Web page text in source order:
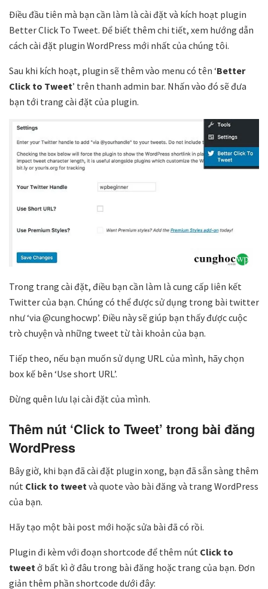
Điều đầu tiên mà bạn cần làm là cài đặt và kích hoạt plugin
Better Click To Tweet. Để biết thêm chi tiết, xem hướng dẫn
cách cài đặt plugin WordPress mới nhất của chúng tôi.
Sau khi kích hoạt, plugin sẽ thêm vào menu có tên ‘Better
Click to Tweet’ trên thanh admin bar. Nhấn vào đó sẽ đưa
bạn tới trang cài đặt của plugin.
Trong trang cài đặt, điều bạn cần làm là cung cấp liên kết
Twitter của bạn. Chúng có thể được sử dụng trong bài twitter
như ‘via @cunghocwp’. Điều này sẽ giúp bạn thấy được cuộc
trò chuyện và những tweet từ tài khoản của bạn.
Tiếp theo, nếu bạn muốn sử dụng URL của mình, hãy chọn
box kế bên ‘Use short URL’.
Đừng quên lưu lại cài đặt của mình.
Thêm nút ‘Click to Tweet’ trong bài đăng
WordPress
Bây giờ, khi bạn đã cài đặt plugin xong, bạn đã sẵn sàng thêm
nút Click to tweetvà quote vào bài đăng và trang WordPress
của bạn.
Hãy tạo một bài post mới hoặc sửa bài đã có rồi.
Plugin đi kèm với đoạn shortcode để thêm nút Click to
tweetở bất kì ở đâu trong bài đăng hoặc trang của bạn. Đơn
giản thêm phần shortcode dưới đây: